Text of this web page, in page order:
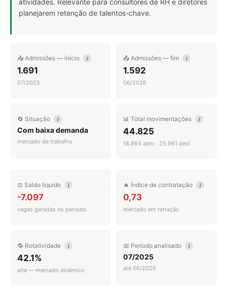
planejarem retenção de talentos-chave.
📥 Admissões — início i
1.691
07/2025
📤 Admissões — fim i
1.592
06/2026
🔄 Situação i
Com baixa demanda
mercado de trabalho
📊 Total movimentações i
44.825
18.864 adm · 25.961 desl
⚖️ Saldo líquido i
-7.097
vagas geradas no período
🔥 Índice de contratação i
0,73
mercado em retração
🔁 Rotatividade i
42.1%
alta — mercado dinâmico
📅 Período analisado i
07/2025
até 06/2026